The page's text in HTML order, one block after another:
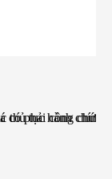
có phải công
thủ tục hành chính